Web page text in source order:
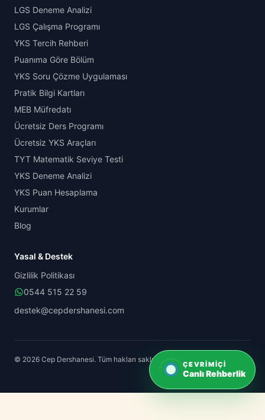
LGS Deneme Analizi
LGS Çalışma Programı
YKS Tercih Rehberi
Puanıma Göre Bölüm
YKS Soru Çözme Uygulaması
Pratik Bilgi Kartları
MEB Müfredatı
Ücretsiz Ders Programı
Ücretsiz YKS Araçları
TYT Matematik Seviye Testi
YKS Deneme Analizi
YKS Puan Hesaplama
Kurumlar
Blog
Yasal & Destek
Gizlilik Politikası
0544 515 22 59
destek@cepdershanesi.com
© 2026 Cep Dershanesi. Tüm hakları saklıdır.
ÇEVRIMIÇI
Canlı Rehberlik